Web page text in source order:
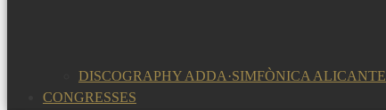
DISCOGRAPHY ADDA·SIMFÒNICA ALICANTE
CONGRESSES